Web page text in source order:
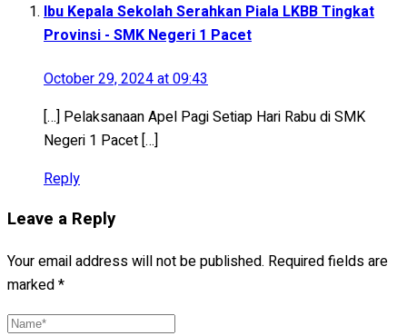
Ibu Kepala Sekolah Serahkan Piala LKBB Tingkat
Provinsi - SMK Negeri 1 Pacet
October 29, 2024 at 09:43
[…] Pelaksanaan Apel Pagi Setiap Hari Rabu di SMK
Negeri 1 Pacet […]
Reply
Leave a Reply
Your email address will not be published. Required fields are
marked*